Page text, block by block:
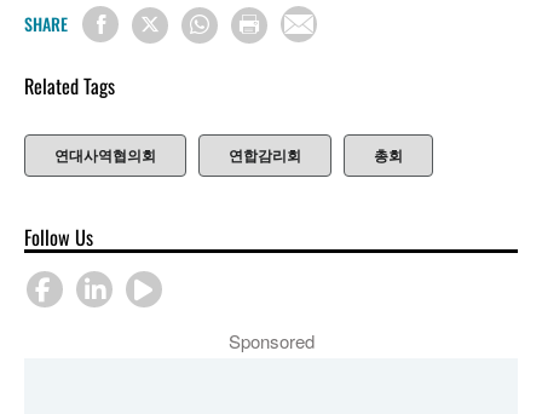
SHARE
Related Tags
연대사역협의회 연합감리회 총회
Follow Us
Sponsored